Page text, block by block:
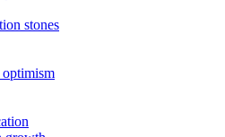
stones
optimism